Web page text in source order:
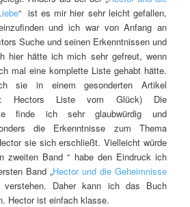
“ ist es mir hier sehr leicht gefallen,
und ich war von Anfang an
Suche und seinen Erkenntnissen und
hier hätte ich mich sehr gefreut, wenn
mal eine komplette Liste gehabt hätte.
sie in einem gesonderten Artikel
Hectors Liste vom Glück) Die
finde ich sehr glaubwürdig und
die Erkenntnisse zum Thema
sie sich erschließt. Vielleicht würde
zweiten Band “ habe den Eindruck ich
Band „Hector und die Geheimnisse
verstehen. Daher kann ich das Buch
Hector ist einfach klasse.